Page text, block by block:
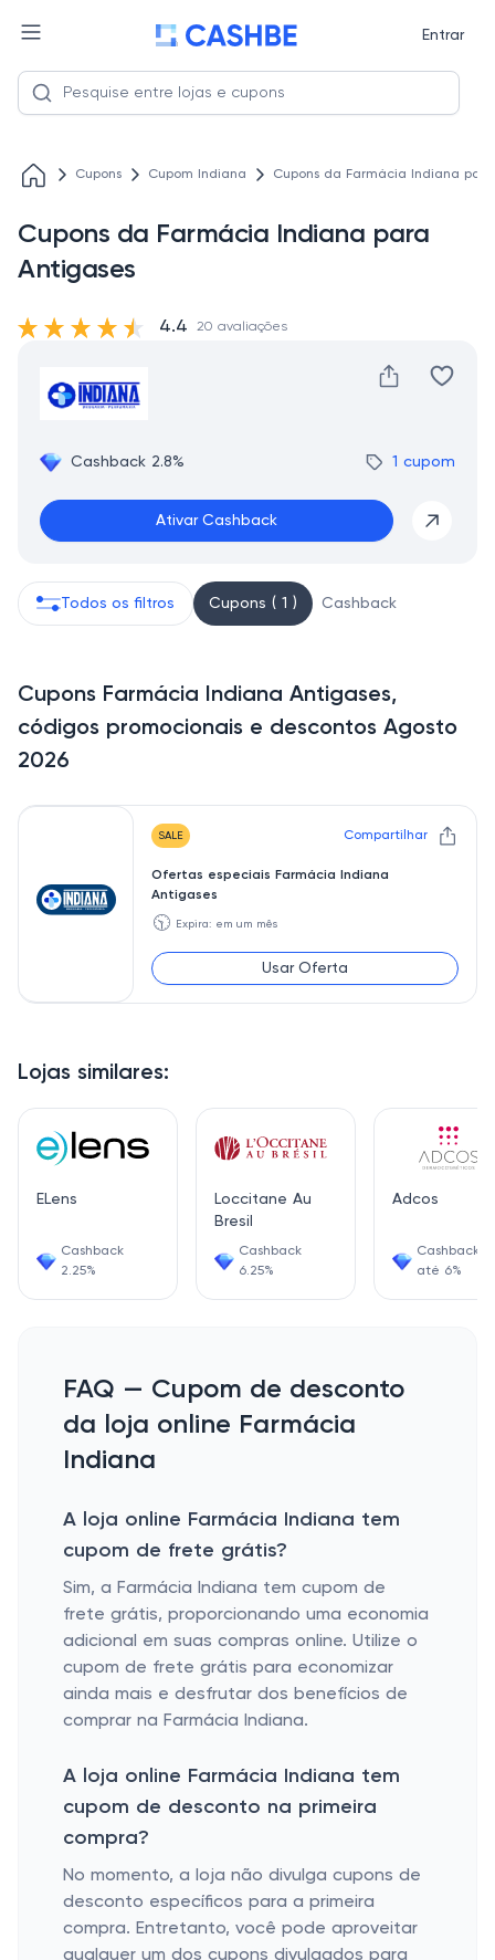
Entrar
Cupons Cupom Indiana Cupons da Farmácia Indiana
Cupons da Farmácia Indiana para
Antigases
Cashback 2.8% 1 cupom
Ativar Cashback
4.4 20 avaliações
Lojas similares:
ELens
Cashback
2.25%
Loccitane Au
Bresil
Cashback
6.25%
Adcos
Cashback
até 6%
Todos os filtros Cupons ( 1 ) Cashback
Cupons Farmácia Indiana Antigases,
códigos promocionais e descontos Agosto
2026
SALE Compartilhar
Ofertas especiais Farmácia Indiana
Antigases
🕥 Expira: em um mês
Usar Oferta
FAQ — Cupom de desconto
da loja online Farmácia
Indiana
A loja online Farmácia Indiana tem
cupom de frete grátis?
Sim, a Farmácia Indiana tem cupom de
frete grátis, proporcionando uma economia
adicional em suas compras online. Utilize o
cupom de frete grátis para economizar
ainda mais e desfrutar dos benefícios de
comprar na Farmácia Indiana.
A loja online Farmácia Indiana tem
cupom de desconto na primeira
compra?
No momento, a loja não divulga cupons de
desconto específicos para a primeira
compra. Entretanto, você pode aproveitar
qualquer um dos cupons divulgados para